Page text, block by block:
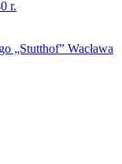
r.
„Stutthof” Wacława